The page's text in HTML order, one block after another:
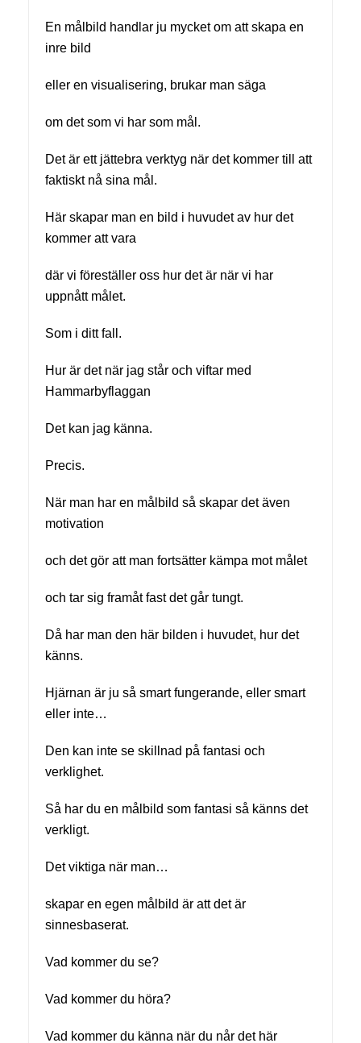
En målbild handlar ju mycket om att skapa en
inre bild
eller en visualisering, brukar man säga
om det som vi har som mål.
Det är ett jättebra verktyg när det kommer till att
faktiskt nå sina mål.
Här skapar man en bild i huvudet av hur det
kommer att vara
där vi föreställer oss hur det är när vi har
uppnått målet.
Som i ditt fall.
Hur är det när jag står och viftar med
Hammarbyflaggan
Det kan jag känna.
Precis.
När man har en målbild så skapar det även
motivation
och det gör att man fortsätter kämpa mot målet
och tar sig framåt fast det går tungt.
Då har man den här bilden i huvudet, hur det
känns.
Hjärnan är ju så smart fungerande, eller smart
eller inte…
Den kan inte se skillnad på fantasi och
verklighet.
Så har du en målbild som fantasi så känns det
verkligt.
Det viktiga när man…
skapar en egen målbild är att det är
sinnesbaserat.
Vad kommer du se?
Vad kommer du höra?
Vad kommer du känna när du når det här